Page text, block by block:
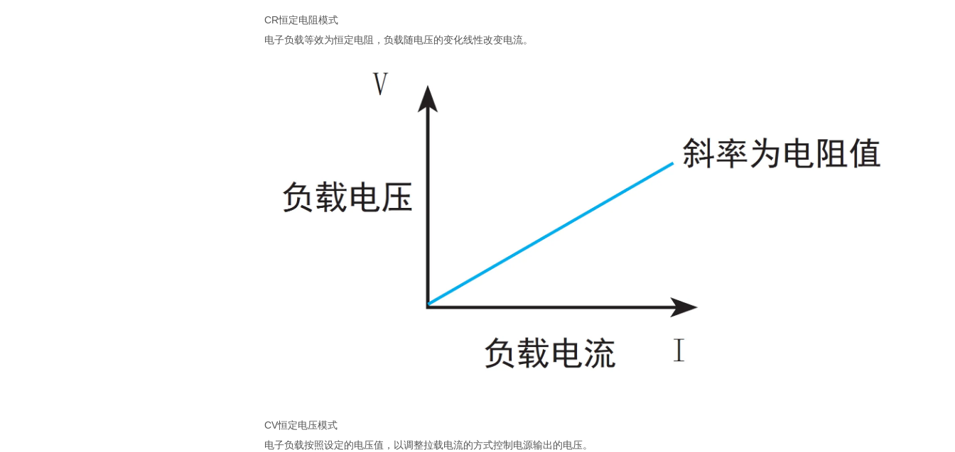
CR恒定电阻模式
电子负载等效为恒定电阻，负载随电压的变化线性改变电流。
CV恒定电压模式
电子负载按照设定的电压值，以调整拉载电流的方式控制电源输出的电压。